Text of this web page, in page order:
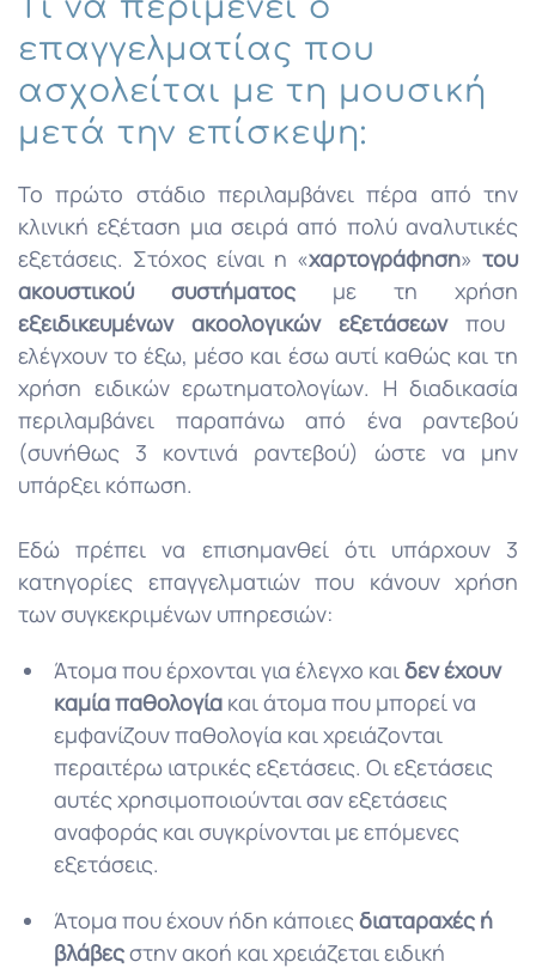
επαγγελματίας που
ασχολείται με τη μουσική
μετά την επίσκεψη:
Το πρώτο στάδιο περιλαμβάνει πέρα από την
κλινική εξέταση μια σειρά από πολύ αναλυτικές
εξετάσεις. Στόχος είναι η «χαρτογράφηση» του
ακουστικού συστήματος με τη χρήση
εξειδικευμένων ακοολογικών εξετάσεωνπου
ελέγχουν το έξω, μέσο και έσω αυτί καθώς και τη
χρήση ειδικών ερωτηματολογίων. Η διαδικασία
περιλαμβάνει παραπάνω από ένα ραντεβού
(συνήθως 3 κοντινά ραντεβού) ώστε να μην
υπάρξει κόπωση.
Εδώ πρέπει να επισημανθεί ότι υπάρχουν 3
κατηγορίες επαγγελματιών που κάνουν χρήση
των συγκεκριμένων υπηρεσιών:
Άτομα που έρχονται για έλεγχο καιδεν έχουν
καμία παθολογία και άτομα που μπορεί να
εμφανίζουν παθολογία και χρειάζονται
περαιτέρω ιατρικές εξετάσεις. Οι εξετάσεις
αυτές χρησιμοποιούνται σαν εξετάσεις
αναφοράς και συγκρίνονται με επόμενες
εξετάσεις.
Άτομα που έχουν ήδη κάποιεςδιαταραχές ή
βλάβεςστην ακοή και χρειάζεται ειδική